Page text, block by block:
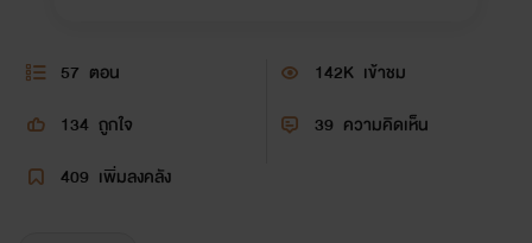
57 ตอน 142K เข้าชม
134 ถูกใจ 39 ความคิดเห็น
409 เพิ่มลงคลัง